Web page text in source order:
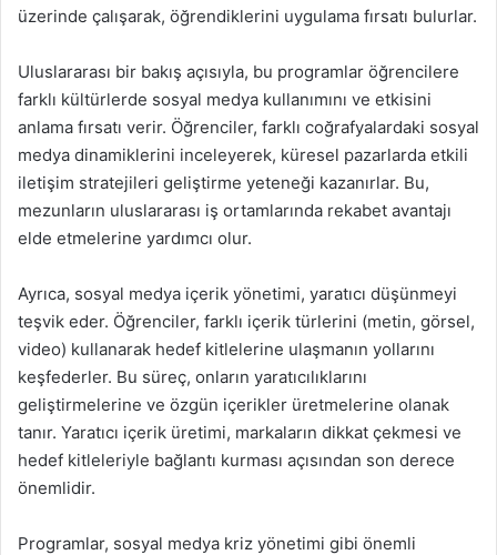
üzerinde çalışarak, öğrendiklerini uygulama fırsatı bulurlar.
Uluslararası bir bakış açısıyla, bu programlar öğrencilere
farklı kültürlerde sosyal medya kullanımını ve etkisini
anlama fırsatı verir. Öğrenciler, farklı coğrafyalardaki sosyal
medya dinamiklerini inceleyerek, küresel pazarlarda etkili
iletişim stratejileri geliştirme yeteneği kazanırlar. Bu,
mezunların uluslararası iş ortamlarında rekabet avantajı
elde etmelerine yardımcı olur.
Ayrıca, sosyal medya içerik yönetimi, yaratıcı düşünmeyi
teşvik eder. Öğrenciler, farklı içerik türlerini (metin, görsel,
video) kullanarak hedef kitlelerine ulaşmanın yollarını
keşfederler. Bu süreç, onların yaratıcılıklarını
geliştirmelerine ve özgün içerikler üretmelerine olanak
tanır. Yaratıcı içerik üretimi, markaların dikkat çekmesi ve
hedef kitleleriyle bağlantı kurması açısından son derece
önemlidir.
Programlar, sosyal medya kriz yönetimi gibi önemli